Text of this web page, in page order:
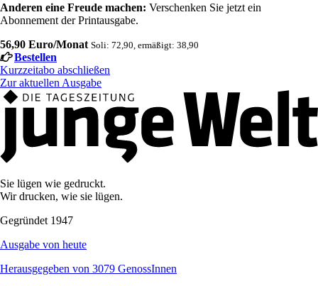
Anderen eine Freude machen: Verschenken Sie jetzt ein
Abonnement der Printausgabe.
56,90 Euro/Monat Soli: 72,90, ermäßigt: 38,90
Bestellen
Kurzzeitabo abschließen
Zur aktuellen Ausgabe
Sie lügen wie gedruckt.
Wir drucken, wie sie lügen.
Gegründet 1947
Ausgabe von heute
Herausgegeben von 3079 GenossInnen